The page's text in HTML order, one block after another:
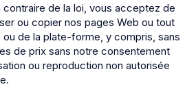
contraire de la loi, vous acceptez de
ou copier nos pages Web ou tout
de la plate-forme, y compris, sans
de prix sans notre consentement
ou reproduction non autorisée